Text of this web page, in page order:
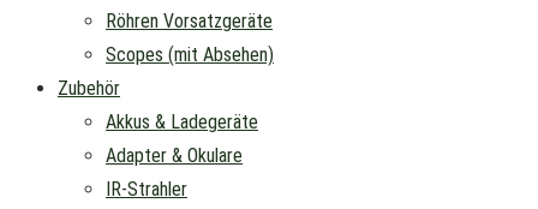
Röhren Vorsatzgeräte
Scopes (mit Absehen)
Zubehör
Akkus & Ladegeräte
Adapter & Okulare
IR-Strahler